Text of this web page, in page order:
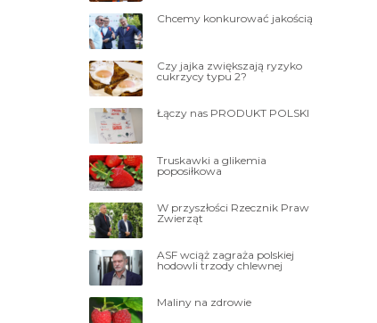
Chcemy konkurować jakością
Czy jajka zwiększają ryzyko
cukrzycy typu 2?
Łączy nas PRODUKT POLSKI
Truskawki a glikemia
poposiłkowa
W przyszłości Rzecznik Praw
Zwierząt
ASF wciąż zagraża polskiej
hodowli trzody chlewnej
Maliny na zdrowie